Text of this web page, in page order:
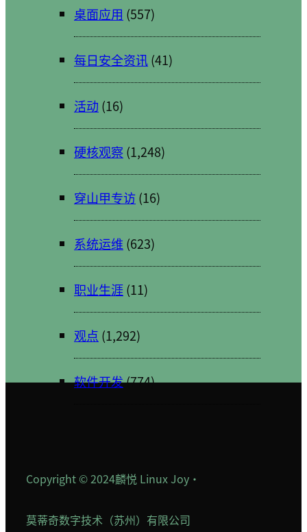
桌面应用 (557)
每日安全资讯(41)
活动 (16)
硬核观察 (1,248)
穿山甲专访(16)
系统运维(623)
职业生涯(11)
观点 (1,292)
软件开发(774)
Copyright © 2024麟悦 Linux Joy ·
莫蒂奇数字技术（苏州）有限公司